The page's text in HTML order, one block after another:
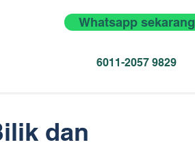
Whatsapp sekarang
6011-2057 9829
dan